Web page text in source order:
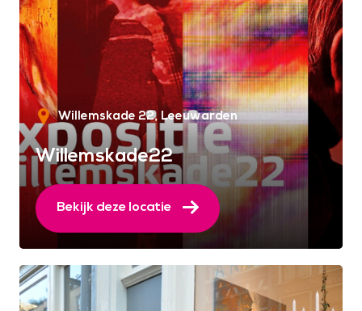
Willemskade 22 Leeuwarden
Willemskade22
Bekijk deze locatie